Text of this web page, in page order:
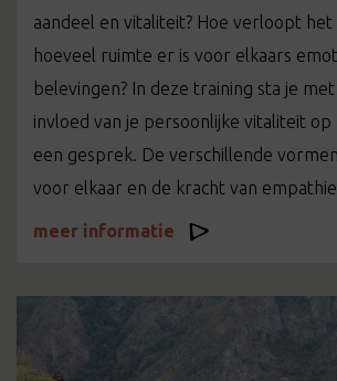
aandeel en vitaliteit? Hoe verloopt het
hoeveel ruimte er is voor elkaars
belevingen? In deze training sta je
invloed van je persoonlijke vitaliteit
een gesprek. De verschillende
voor elkaar en de kracht van
meer informatie